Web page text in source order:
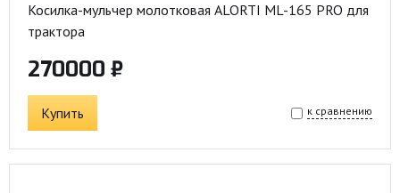
Косилка-мульчер молотковая ALORTI ML-165 PRO для
трактора
270000 ₽
Купить к сравнению